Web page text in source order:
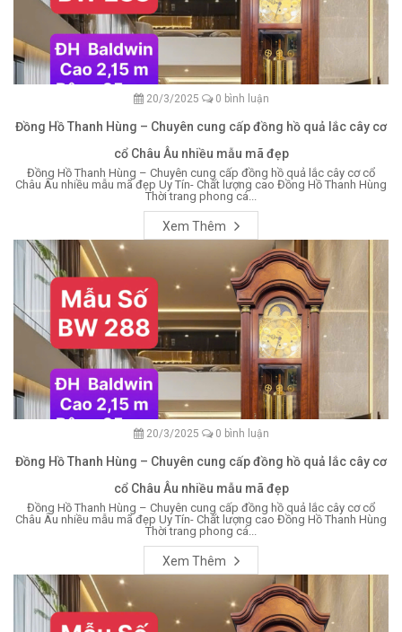
20/3/2025 0 bình luận
Đồng Hồ Thanh Hùng – Chuyên cung cấp đồng hồ quả lắc cây cơ
cổ Châu Âu nhiều mẫu mã đẹp
Đồng Hồ Thanh Hùng – Chuyên cung cấp đồng hồ quả lắc cây cơ cổ
Châu Âu nhiều mẫu mã đẹp Uy Tín- Chất lượng cao Đồng Hồ Thanh Hùng
Thời trang phong cá...
Xem Thêm
20/3/2025 0 bình luận
Đồng Hồ Thanh Hùng – Chuyên cung cấp đồng hồ quả lắc cây cơ
cổ Châu Âu nhiều mẫu mã đẹp
Đồng Hồ Thanh Hùng – Chuyên cung cấp đồng hồ quả lắc cây cơ cổ
Châu Âu nhiều mẫu mã đẹp Uy Tín- Chất lượng cao Đồng Hồ Thanh Hùng
Thời trang phong cá...
Xem Thêm